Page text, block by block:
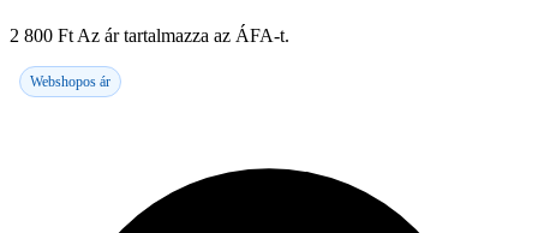
2 800 Ft Az ár tartalmazza az ÁFA-t.
Webshopos ár